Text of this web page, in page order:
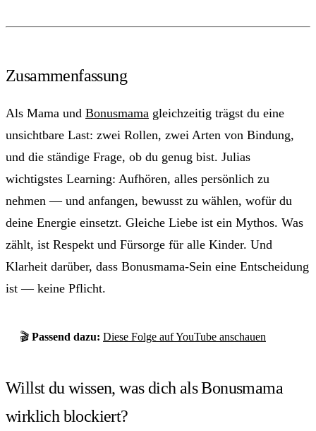
Zusammenfassung
Als Mama und Bonusmama gleichzeitig trägst du eine
unsichtbare Last: zwei Rollen, zwei Arten von Bindung,
und die ständige Frage, ob du genug bist. Julias
wichtigstes Learning: Aufhören, alles persönlich zu
nehmen — und anfangen, bewusst zu wählen, wofür du
deine Energie einsetzt. Gleiche Liebe ist ein Mythos. Was
zählt, ist Respekt und Fürsorge für alle Kinder. Und
Klarheit darüber, dass Bonusmama-Sein eine Entscheidung
ist — keine Pflicht.
🎬 Passend dazu: Diese Folge auf YouTube anschauen
Willst du wissen, was dich als Bonusmama
wirklich blockiert?